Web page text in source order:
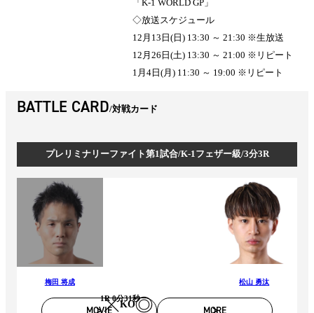
「K-1 WORLD GP」
◇放送スケジュール
12月13日(日) 13:30 ～ 21:30 ※生放送
12月26日(土) 13:30 ～ 21:00 ※リピート
1月4日(月) 11:30 ～ 19:00 ※リピート
BATTLE CARD 対戦カード
プレリミナリーファイト第1試合/K-1フェザー級/3分3R
梅田 将成
KO
1R 0分31秒
松山 勇汰
MOVIE MORE